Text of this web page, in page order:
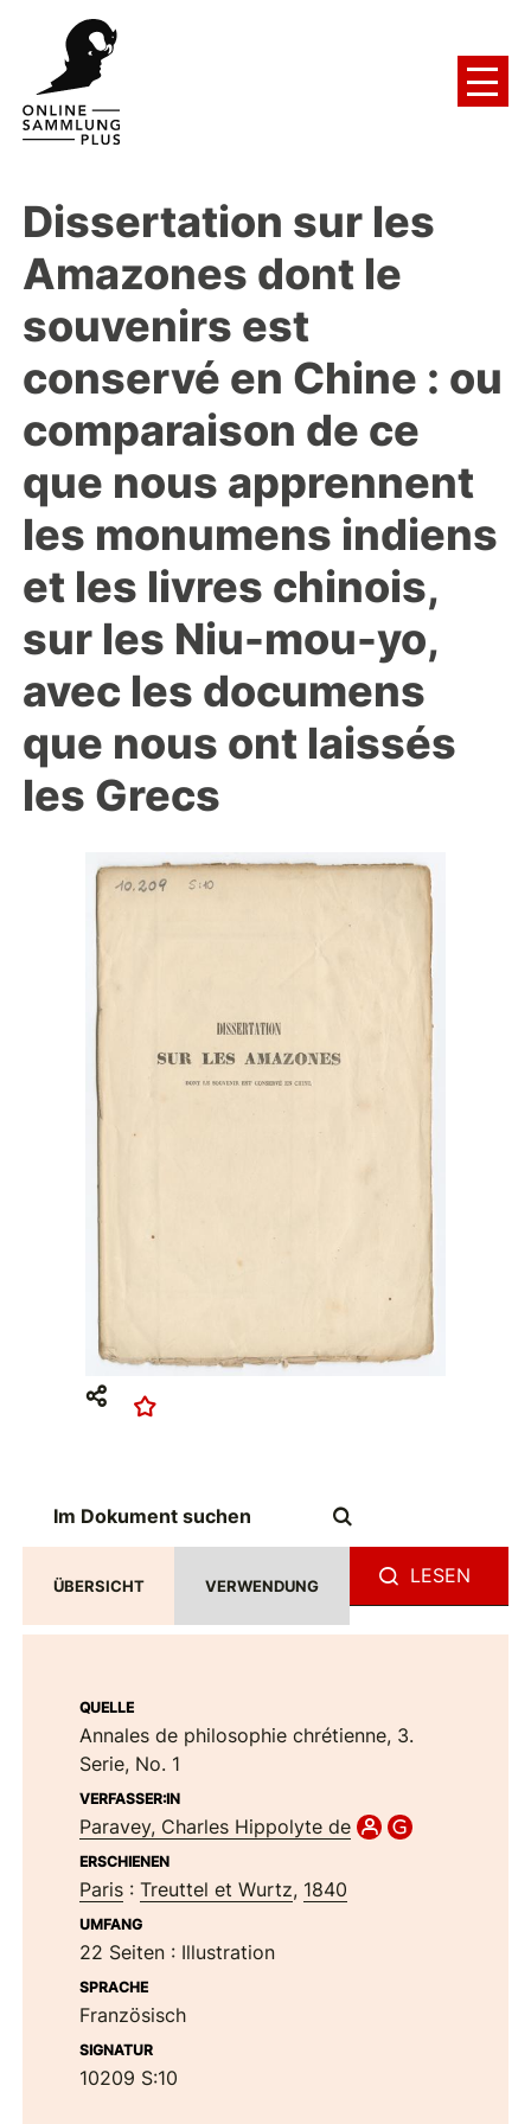
Dissertation sur les
Amazones dont le
souvenirs est
conservé en Chine : ou
comparaison de ce
que nous apprennent
les monumens indiens
et les livres chinois,
sur les Niu-mou-yo,
avec les documens
que nous ont laissés
les Grecs
ÜBERSICHT VERWENDUNG LESEN
QUELLE
Annales de philosophie chrétienne, 3.
Serie, No. 1
VERFASSER:IN
Paravey, Charles Hippolyte de
ERSCHIENEN
Paris :Treuttel et Wurtz, 1840
UMFANG
22 Seiten : Illustration
SPRACHE
Französisch
SIGNATUR
10209 S:10